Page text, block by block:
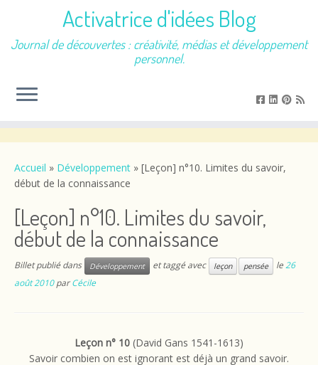
contenu
Activatrice d'idées Blog
Journal de découvertes : créativité, médias et développement
personnel.
Accueil » Développement » [Leçon] n°10. Limites du savoir,
début de la connaissance
[Leçon] n°10. Limites du savoir,
début de la connaissance
Billet publié dans Développement et taggé avec leçon pensée le26
août 2010 parCécile
Leçon n° 10 (David Gans 1541-1613)
Savoir combien on est ignorant est déjà un grand savoir.